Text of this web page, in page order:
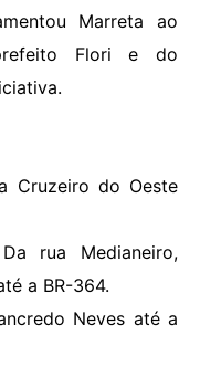
Marreta ao
Flori e do
Cruzeiro do Oeste
rua Medianeiro,
a BR-364.
Neves até a